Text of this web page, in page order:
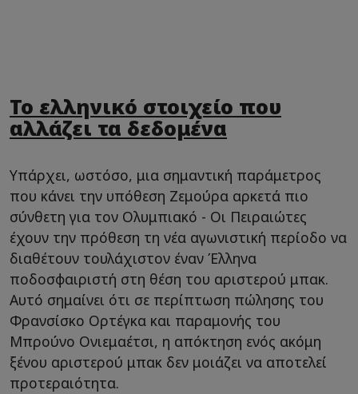
Το ελληνικό στοιχείο που
αλλάζει τα δεδομένα
Υπάρχει, ωστόσο, μια σημαντική παράμετρος
που κάνει την υπόθεση Ζεμούρα αρκετά πιο
σύνθετη για τον Ολυμπιακό - Οι Πειραιώτες
έχουν την πρόθεση τη νέα αγωνιστική περίοδο να
διαθέτουν τουλάχιστον έναν Έλληνα
ποδοσφαιριστή στη θέση του αριστερού μπακ.
Αυτό σημαίνει ότι σε περίπτωση πώλησης του
Φρανσίσκο Ορτέγκα και παραμονής του
Μπρούνο Ονιεμαέτσι, η απόκτηση ενός ακόμη
ξένου αριστερού μπακ δεν μοιάζει να αποτελεί
προτεραιότητα.